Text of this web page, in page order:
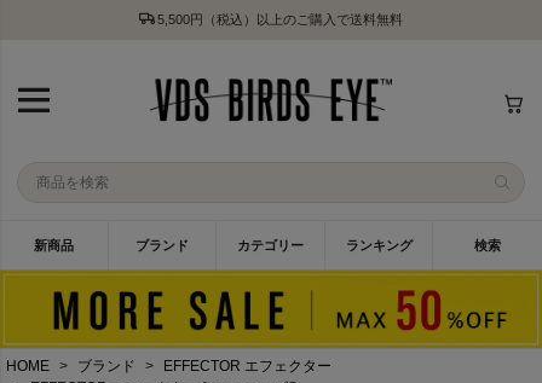
5,500円（税込）以上のご購入で送料無料
新商品 ブランド カテゴリー ランキング 検索
HOME ブランド
EFFECTOR エフェクター